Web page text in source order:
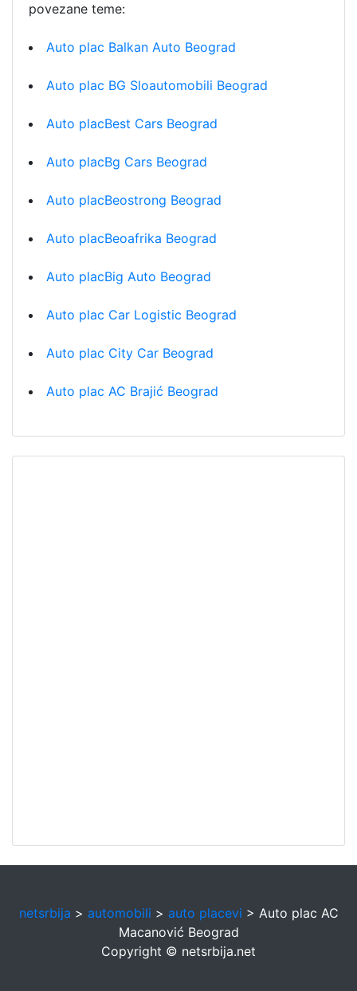
povezane teme:
Auto plac Balkan Auto Beograd
Auto plac BG Sloautomobili Beograd
Auto placBest Cars Beograd
Auto placBg Cars Beograd
Auto placBeostrong Beograd
Auto placBeoafrika Beograd
Auto placBig Auto Beograd
Auto plac Car Logistic Beograd
Auto plac City Car Beograd
Auto plac AC Brajić Beograd
netsrbija > automobili > auto placevi > Auto plac AC
Macanović Beograd
Copyright © netsrbija.net